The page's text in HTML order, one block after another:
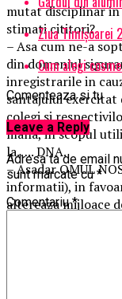
mutat disciplinar
stimati cititori?
– Asa cum ne-a
din domeniul
inregistrarile in
santajului exercitat
colegi si
mana, in scopul
la….. DNA.
– Asadar OMUL
informatii), in
altereaza mijloace
in scopul
provocarea unor
anumit moment,
Ziua Timișoarei
Cum alegi
Comenteaza si tu
Leave a Reply
Adresa ta de email
sunt marcate cu*
Comentariu*